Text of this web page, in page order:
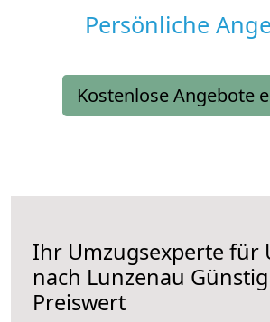
Persönliche
Kostenlose Angebote
Ihr Umzugsexperte für
nach Lunzenau
Preiswert